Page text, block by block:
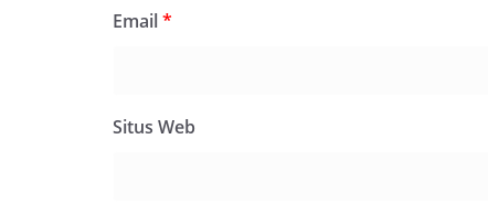
Email*
Situs Web